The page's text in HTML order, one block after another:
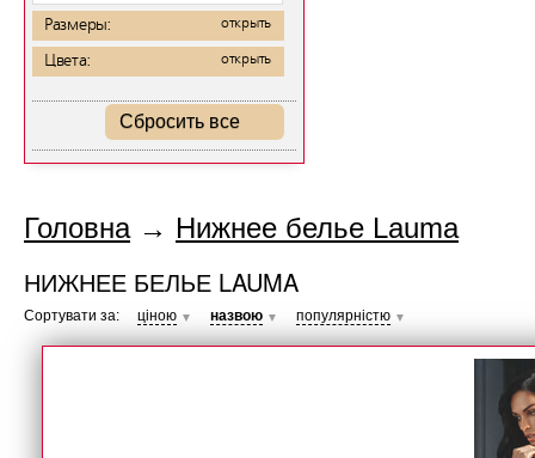
Размеры: открыть
Цвета: открыть
Сбросить все
Головна→ Нижнее белье Lauma
НИЖНЕЕ БЕЛЬЕ LAUMA
Сортувати за: ціною ▼ назвою ▼ популярністю ▼